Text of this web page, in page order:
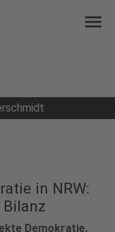
menu
in NRW:
Demokratie.